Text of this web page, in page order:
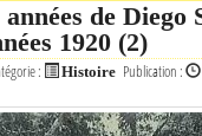
de
1920 (2)
: Histoire Publication :